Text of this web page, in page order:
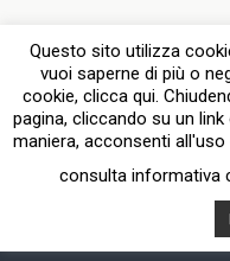
Questo sito utilizza
vuoi saperne di più o
cookie, clicca qui.
pagina, cliccando su un
maniera, acconsenti
consulta informativa